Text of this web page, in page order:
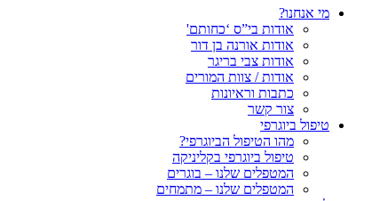
מי אנחנו?
אודות בי”ס ‘כחותם'
אודות אורנה בן דור
אודות צבי בריגר
אודות / צוות המורים
כתבות וראיונות
צור קשר
טיפול ביוגרפי
מהו הטיפול הביוגרפי?
טיפול ביוגרפי בקליניקה
המטפלים שלנו – בוגרים
המטפלים שלנו – מתמחים